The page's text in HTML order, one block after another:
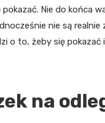
Nie do końca
nie są
o to, żeby się
na